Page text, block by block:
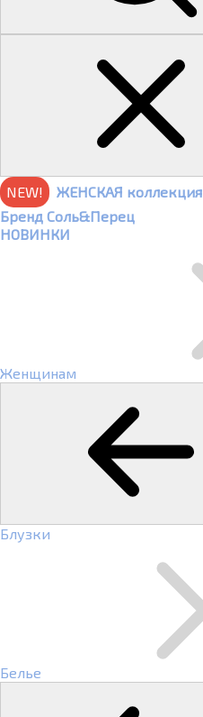
NEW!
ЖЕНСКАЯ коллекция
Бренд Соль&Перец
НОВИНКИ
Женщинам
Блузки
Белье